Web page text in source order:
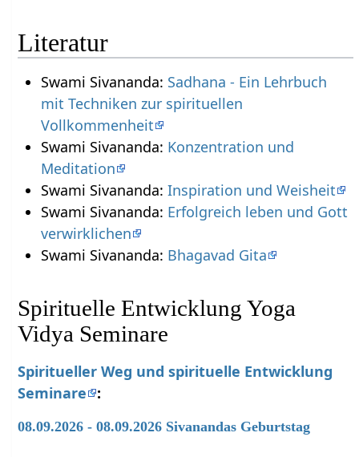
Literatur
Swami Sivananda: Sadhana - Ein Lehrbuch
mit Techniken zur spirituellen
Vollkommenheit
Swami Sivananda: Konzentration und
Meditation
Swami Sivananda: Inspiration und Weisheit
Swami Sivananda: Erfolgreich leben und Gott
verwirklichen
Swami Sivananda: Bhagavad Gita
Spirituelle Entwicklung Yoga
Vidya Seminare
Spiritueller Weg und spirituelle Entwicklung
Seminare
:
08.09.2026 - 08.09.2026 Sivanandas Geburtstag